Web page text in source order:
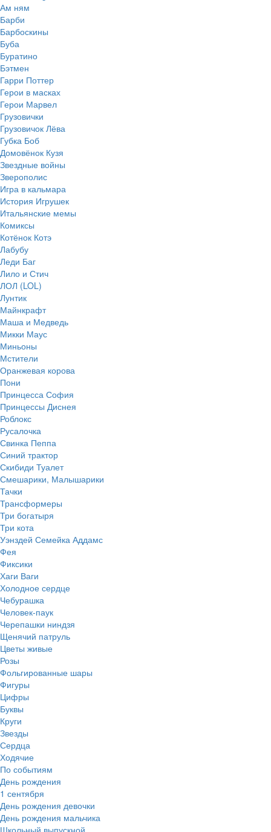
Ам ням
Барби
Барбоскины
Буба
Буратино
Бэтмен
Гарри Поттер
Герои в масках
Герои Марвел
Грузовички
Грузовичок Лёва
Губка Боб
Домовёнок Кузя
Звездные войны
Зверополис
Игра в кальмара
История Игрушек
Итальянские мемы
Комиксы
Котёнок Котэ
Лабубу
Леди Баг
Лило и Стич
ЛОЛ (LOL)
Лунтик
Майнкрафт
Маша и Медведь
Микки Маус
Миньоны
Мстители
Оранжевая корова
Пони
Принцесса София
Принцессы Диснея
Роблокс
Русалочка
Свинка Пеппа
Синий трактор
Скибиди Туалет
Смешарики, Малышарики
Тачки
Трансформеры
Три богатыря
Три кота
Уэнздей Семейка Аддамс
Фея
Фиксики
Хаги Ваги
Холодное сердце
Чебурашка
Человек-паук
Черепашки ниндзя
Щенячий патруль
Цветы живые
Розы
Фольгированные шары
Фигуры
Цифры
Буквы
Круги
Звезды
Сердца
Ходячие
По событиям
День рождения
1 сентября
День рождения девочки
День рождения мальчика